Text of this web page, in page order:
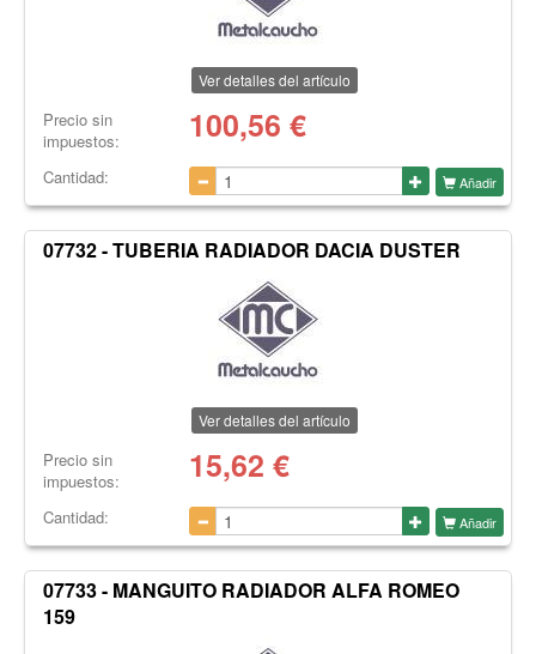
Ver detalles del artículo
Precio sin
impuestos:
100,56 €
Cantidad: Añadir
07732 - TUBERIA RADIADOR DACIA DUSTER
Ver detalles del artículo
Precio sin
impuestos:
15,62 €
Cantidad: Añadir
07733 - MANGUITO RADIADOR ALFA ROMEO
159